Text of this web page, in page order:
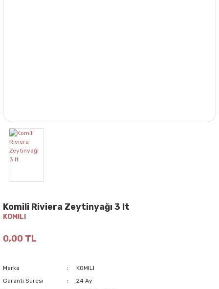
Komili Riviera Zeytinyağı 3 lt
KOMILI
0,00 TL
Marka
KOMILI
Garanti Süresi
24 Ay